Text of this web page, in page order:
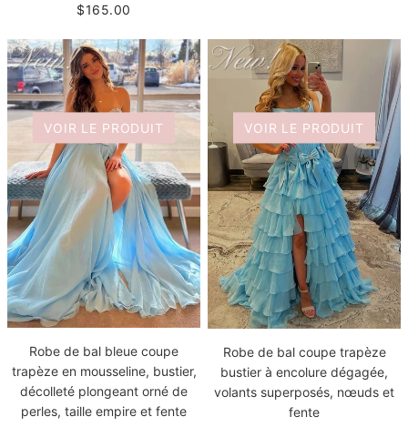
$165.00
VOIR LE PRODUIT
Robe de bal bleue coupe
trapèze en mousseline, bustier,
décolleté plongeant orné de
perles, taille empire et fente
VOIR LE PRODUIT
Robe de bal coupe trapèze
bustier à encolure dégagée,
volants superposés, nœuds et
fente